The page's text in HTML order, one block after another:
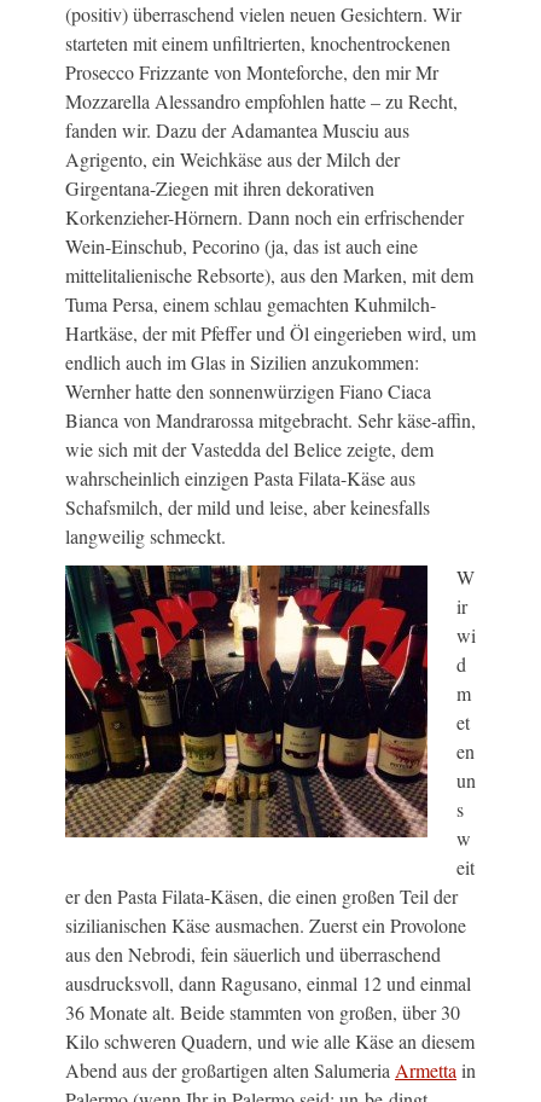
(positiv) überraschend vielen neuen Gesichtern. Wir
starteten mit einem unfiltrierten, knochentrockenen
Prosecco Frizzante von Monteforche, den mir Mr
Mozzarella Alessandro empfohlen hatte – zu Recht,
fanden wir. Dazu der Adamantea Musciu aus
Agrigento, ein Weichkäse aus der Milch der
Girgentana-Ziegen mit ihren dekorativen
Korkenzieher-Hörnern. Dann noch ein erfrischender
Wein-Einschub, Pecorino (ja, das ist auch eine
mittelitalienische Rebsorte), aus den Marken, mit dem
Tuma Persa, einem schlau gemachten Kuhmilch-
Hartkäse, der mit Pfeffer und Öl eingerieben wird, um
endlich auch im Glas in Sizilien anzukommen:
Wernher hatte den sonnenwürzigen Fiano Ciaca
Bianca von Mandrarossa mitgebracht. Sehr käse-affin,
wie sich mit der Vastedda del Belice zeigte, dem
wahrscheinlich einzigen Pasta Filata-Käse aus
Schafsmilch, der mild und leise, aber keinesfalls
langweilig schmeckt.
W
ir
wi
d
m
et
en
un
s
w
eit
er den Pasta Filata-Käsen, die einen großen Teil der
sizilianischen Käse ausmachen. Zuerst ein Provolone
aus den Nebrodi, fein säuerlich und überraschend
ausdrucksvoll, dann Ragusano, einmal 12 und einmal
36 Monate alt. Beide stammten von großen, über 30
Kilo schweren Quadern, und wie alle Käse an diesem
Abend aus der großartigen alten SalumeriaArmettain